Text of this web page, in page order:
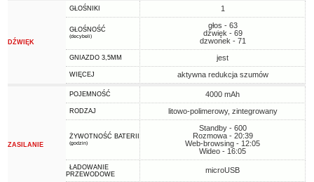
DŹWIĘK
GŁOŚNIKI 1
GŁOŚNOŚĆ
(decybeli)
głos - 63
dźwięk - 69
dzwonek - 71
GNIAZDO 3,5MM jest
WIĘCEJ aktywna redukcja szumów
ZASILANIE
POJEMNOŚĆ 4000 mAh
RODZAJ litowo-polimerowy, zintegrowany
ŻYWOTNOŚĆ BATERII
(godzin)
Standby - 600
Rozmowa - 20:39
Web-browsing - 12:05
Wideo - 16:05
ŁADOWANIE
PRZEWODOWE
microUSB